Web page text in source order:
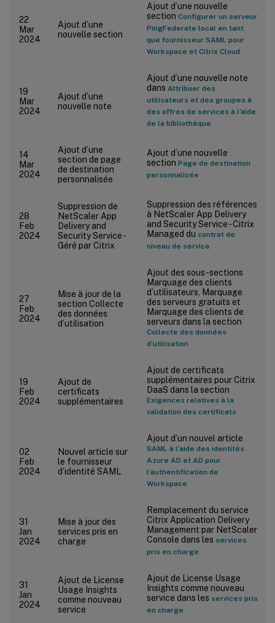
22
Mar
2024
Ajout d’une
nouvelle section
Ajout d’une nouvelle
section Configurer un serveur
PingFederate local en tant
que fournisseur SAML pour
Workspace et Citrix Cloud
19
Mar
2024
Ajout d’une
nouvelle note
Ajout d’une nouvelle note
dans Attribuer des
utilisateurs et des groupes à
des offres de services à l’aide
de la bibliothèque
14
Mar
2024
Ajout d’une
section de page
de destination
personnalisée
Ajout d’une nouvelle
section Page de destination
personnalisée
28
Feb
2024
Suppression de
NetScaler App
Delivery and
Security Service -
Géré par Citrix
Suppression des références
à NetScaler App Delivery
and Security Service - Citrix
Managed du contrat de
niveau de service
27
Feb
2024
Mise à jour de la
section Collecte
des données
d’utilisation
Ajout des sous-sections
Marquage des clients
d’utilisateurs, Marquage
des serveurs gratuits et
Marquage des clients de
serveurs dans la section
Collecte des données
d’utilisation
19
Feb
2024
Ajout de
certificats
supplémentaires
Ajout de certificats
supplémentaires pour Citrix
DaaS dans la section
Exigences relatives à la
validation des certificats
02
Feb
2024
Nouvel article sur
le fournisseur
d’identité SAML
Ajout d’un nouvel article
SAML à l’aide des identités
Azure AD et AD pour
l’authentification de
Workspace
31
Jan
2024
Mise à jour des
services pris en
charge
Remplacement du service
Citrix Application Delivery
Management par NetScaler
Console dans les services
pris en charge
31
Jan
2024
Ajout de License
Usage Insights
comme nouveau
service
Ajout de License Usage
Insights comme nouveau
service dans les services pris
en charge